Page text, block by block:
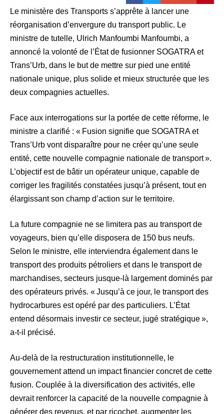
Le ministère des Transports s’apprête à lancer une
réorganisation d’envergure du transport public. Le
ministre de tutelle, Ulrich Manfoumbi Manfoumbi, a
annoncé la volonté de l’État de fusionner SOGATRA et
Trans’Urb, dans le but de mettre sur pied une entité
nationale unique, plus solide et mieux structurée que les
deux compagnies actuelles.
Face aux interrogations sur la portée de cette réforme, le
ministre a clarifié : « Fusion signifie que SOGATRA et
Trans’Urb vont disparaître pour ne créer qu’une seule
entité, cette nouvelle compagnie nationale de transport ».
L’objectif est de bâtir un opérateur unique, capable de
corriger les fragilités constatées jusqu’à présent, tout en
élargissant son champ d’action sur le territoire.
La future compagnie ne se limitera pas au transport de
voyageurs, bien qu’elle disposera de 150 bus neufs.
Selon le ministre, elle interviendra également dans le
transport des produits pétroliers et dans le transport de
marchandises, secteurs jusque-là largement dominés par
des opérateurs privés. « Jusqu’à ce jour, le transport des
hydrocarbures est opéré par des particuliers. L’État
entend désormais investir ce secteur, jugé stratégique »,
a-t-il précisé.
Au-delà de la restructuration institutionnelle, le
gouvernement attend un impact financier concret de cette
fusion. Couplée à la diversification des activités, elle
devrait renforcer la capacité de la nouvelle compagnie à
générer des revenus, et par ricochet, augmenter les